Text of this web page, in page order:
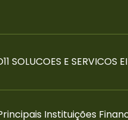
SOLUCOES E SERVICOS
Instituições